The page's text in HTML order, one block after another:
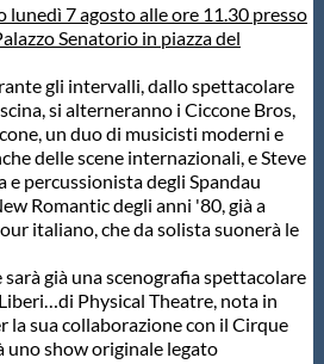
lunedì 7 agosto alle ore 11.30 presso
Senatorio in piazza del
gli intervalli, dallo spettacolare
si alterneranno i Ciccone Bros,
un duo di musicisti moderni e
delle scene internazionali, e Steve
e percussionista degli Spandau
Romantic degli anni '80, già a
italiano, che da solista suonerà le
già una scenografia spettacolare
Physical Theatre, nota in
la sua collaborazione con il Cirque
uno show originale legato